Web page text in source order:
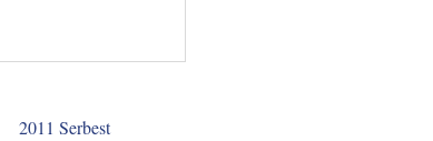
2011 Serbest